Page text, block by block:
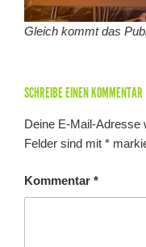
Gleich kommt das
SCHREIBE EINEN KOMMENTAR
Deine E-Mail-Adresse
Felder sind mit *
Kommentar *